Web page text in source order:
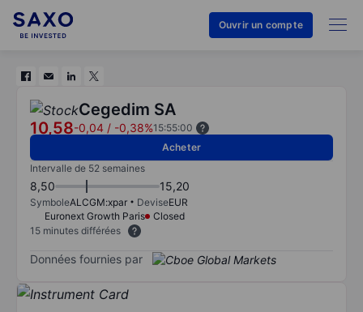
Ouvrir un compte
Cegedim SA
10,58-0,04 / -0,38%15:55:00
Acheter
Intervalle de 52 semaines
8,50 15,20
SymboleALCGM:xpar DeviseEUR
Euronext Growth Paris
Closed
15 minutes différées
Données fournies par